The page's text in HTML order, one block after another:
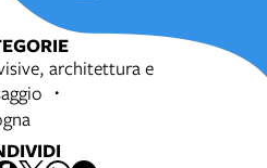
architettura e